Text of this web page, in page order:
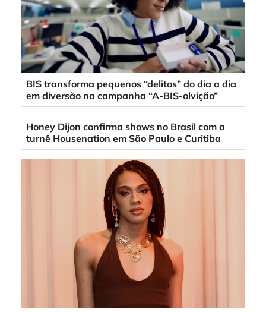
BIS transforma pequenos “delitos” do dia a dia
em diversão na campanha “A-BIS-olvição”
Honey Dijon confirma shows no Brasil com a
turnê Housenation em São Paulo e Curitiba